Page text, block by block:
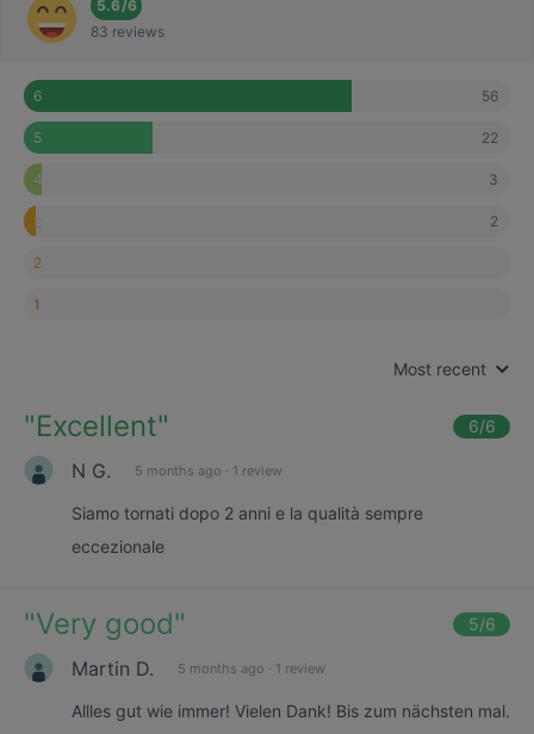
5.6/6
83 reviews
6 56
5 22
4 3
3 2
2
1
Most recent
"Excellent" 6/6
N G. 5 months ago · 1 review
Siamo tornati dopo 2 anni e la qualità sempre
eccezionale
"Very good" 5/6
Martin D. 5 months ago · 1 review
Allles gut wie immer! Vielen Dank! Bis zum nächsten mal.